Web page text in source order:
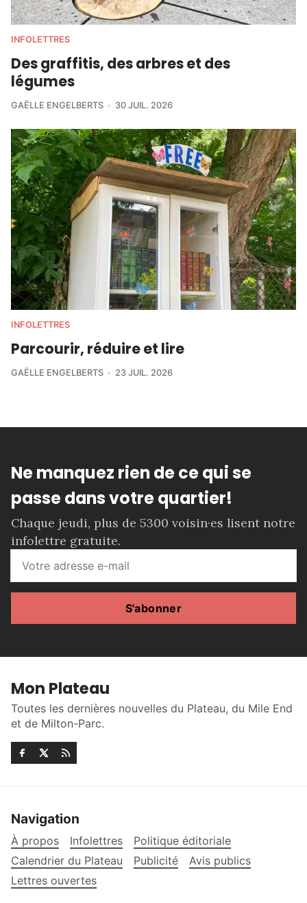
INFOLETTRES
Des graffitis, des arbres et des
légumes
GAËLLE ENGELBERTS 30 JUIL. 2026
INFOLETTRES
Parcourir, réduire et lire
GAËLLE ENGELBERTS 23 JUIL. 2026
Ne manquez rien de ce qui se
passe dans votre quartier!
Chaque jeudi, plus de 5300 voisin·es lisent notre
infolettre gratuite.
S'abonner
Mon Plateau
Toutes les dernières nouvelles du Plateau, du Mile End
et de Milton-Parc.
Navigation
À propos Infolettres
Politique éditoriale
Calendrier du Plateau
Publicité
Avis publics
Lettres ouvertes